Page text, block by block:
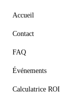
Accueil
Contact
FAQ
Événements
Calculatrice ROI